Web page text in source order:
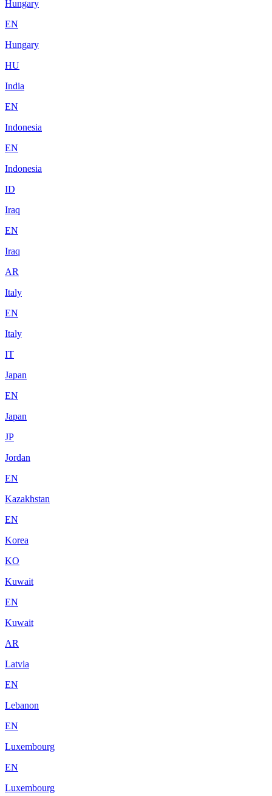
Hungary
EN
Hungary
HU
India
EN
Indonesia
EN
Indonesia
ID
Iraq
EN
Iraq
AR
Italy
EN
Italy
IT
Japan
EN
Japan
JP
Jordan
EN
Kazakhstan
EN
Korea
KO
Kuwait
EN
Kuwait
AR
Latvia
EN
Lebanon
EN
Luxembourg
EN
Luxembourg